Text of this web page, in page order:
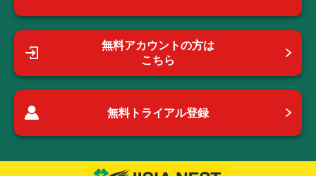
無料アカウントの方は
こちら
無料トライアル登録